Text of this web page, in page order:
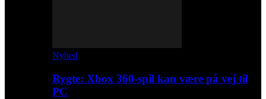
Nyhed
Rygte: Xbox 360-spil kan være på vej til
PC